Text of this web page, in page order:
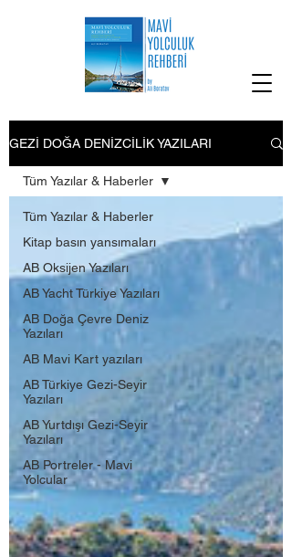
GEZİ DOĞA DENİZCİLİK YAZILARI
Tüm Yazılar & Haberler
Kitap basın yansımaları
AB Oksijen Yazıları
AB Yacht Türkiye Yazıları
AB Doğa Çevre Deniz
Yazıları
AB Mavi Kart yazıları
AB Türkiye Gezi-Seyir
Yazıları
AB Yurtdışı Gezi-Seyir
Yazıları
AB Portreler - Mavi
Yolcular
Tüm Yazılar & Haberler